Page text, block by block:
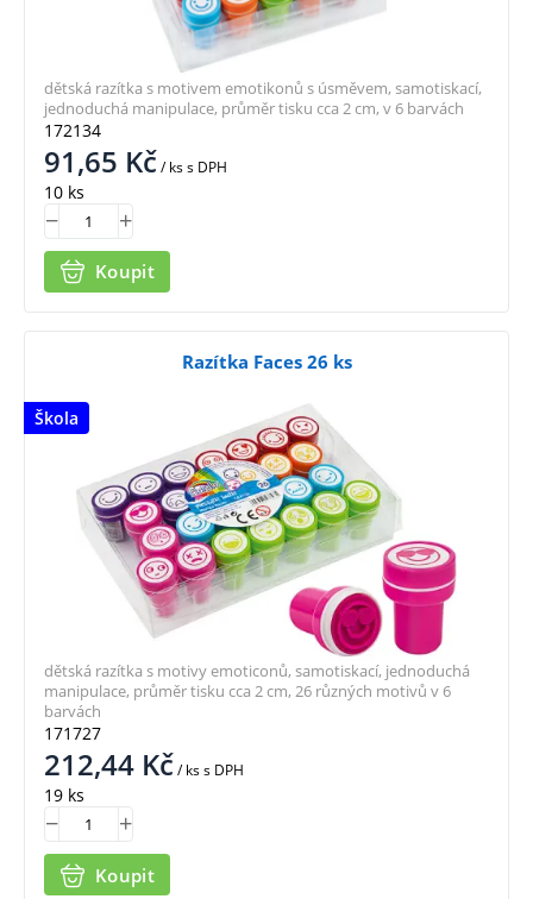
172134
91,65 Kč/ kss DPH
10 ks
Koupit
dětská razítka s motivem emotikonů s úsměvem, samotiskací,
jednoduchá manipulace, průměr tisku cca 2 cm, v 6 barvách
Škola
Razítka Faces 26 ks
171727
212,44 Kč/ kss DPH
19 ks
Koupit
dětská razítka s motivy emoticonů, samotiskací, jednoduchá
manipulace, průměr tisku cca 2 cm, 26 různých motivů v 6
barvách